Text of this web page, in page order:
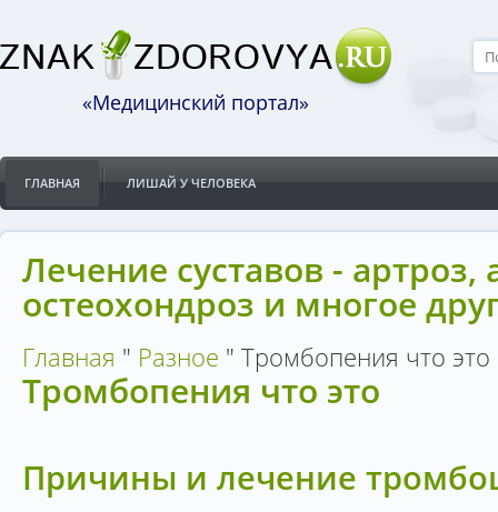
«Медицинский портал»
ГЛАВНАЯ ЛИШАЙ У ЧЕЛОВЕКА
Лечение суставов - артроз,
остеохондроз и многое
Главная " Разное " Тромбопения что это
Тромбопения что это
Причины и лечение